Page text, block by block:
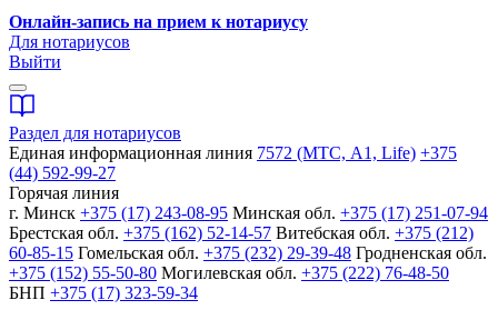
Онлайн-запись на прием к нотариусу
Для нотариусов
Выйти
Раздел для нотариусов
Единая информационная линия 7572 (МТС, A1, Life) +375
(44) 592-99-27
Горячая линия
г. Минск +375 (17) 243-08-95 Минская обл. +375 (17) 251-07-94
Брестская обл. +375 (162) 52-14-57 Витебская обл. +375 (212)
60-85-15 Гомельская обл. +375 (232) 29-39-48 Гродненская обл.
+375 (152) 55-50-80 Могилевская обл. +375 (222) 76-48-50
БНП +375 (17) 323-59-34